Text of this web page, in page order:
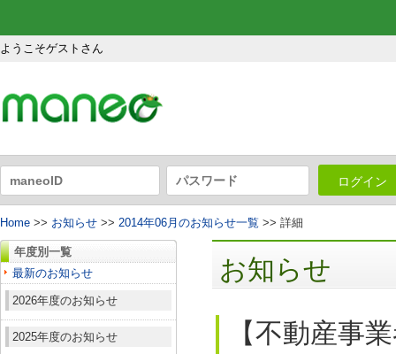
ようこそゲストさん
ログイン
Home >> お知らせ >> 2014年06月のお知らせ一覧 >> 詳細
年度別一覧
最新のお知らせ
2026年度のお知らせ
2025年度のお知らせ
お知らせ
【不動産事